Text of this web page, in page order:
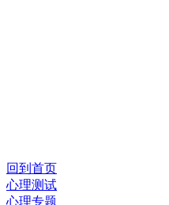
回到首页
心理测试
心理专题